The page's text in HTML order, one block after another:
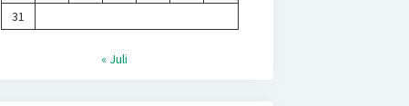
31
« Juli